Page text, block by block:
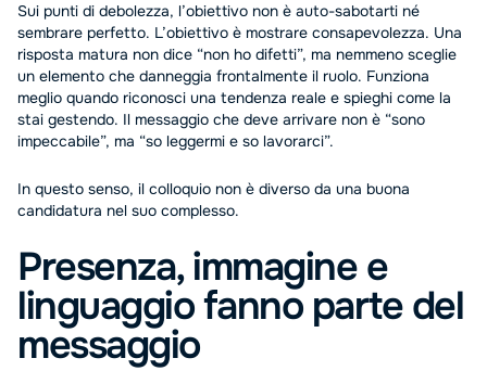
Sui punti di debolezza, l’obiettivo non è auto-sabotarti né
sembrare perfetto. L’obiettivo è mostrare consapevolezza. Una
risposta matura non dice “non ho difetti”, ma nemmeno sceglie
un elemento che danneggia frontalmente il ruolo. Funziona
meglio quando riconosci una tendenza reale e spieghi come la
stai gestendo. Il messaggio che deve arrivare non è “sono
impeccabile”, ma “so leggermi e so lavorarci”.
In questo senso, il colloquio non è diverso da una buona
candidatura nel suo complesso.
Presenza, immagine e
linguaggio fanno parte del
messaggio